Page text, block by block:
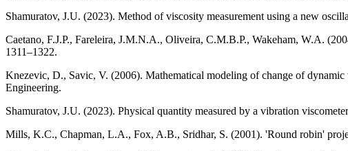
Shamuratov, J.U. (2023). Method of viscosity measurement using a new
Caetano, F.J.P., Fareleira, J.M.N.A., Oliveira, C.M.B.P., Wakeham, W.A.
1311–1322.
Knezevic, D., Savic, V. (2006). Mathematical modeling of change of
Engineering.
Shamuratov, J.U. (2023). Physical quantity measured by a vibration
Mills, K.C., Chapman, L.A., Fox, A.B., Sridhar, S. (2001). 'Round robin'